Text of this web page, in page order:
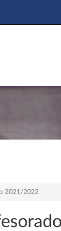
2021/2022